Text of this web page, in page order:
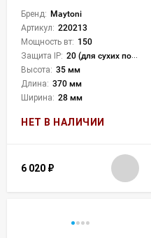
Бренд: Maytoni
Артикул: 220213
Мощность вт: 150
Защита IP: 20 (для сухих пом.)
Высота: 35 мм
Длина: 370 мм
Ширина: 28 мм
НЕТ В НАЛИЧИИ
6 020 ₽